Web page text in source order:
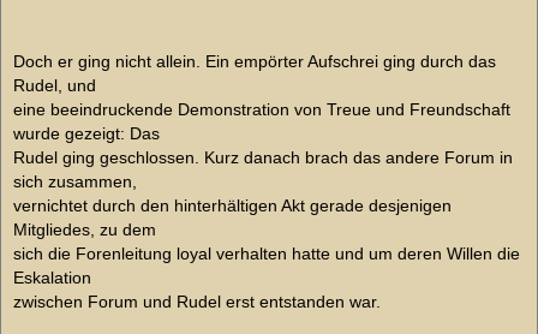
Doch er ging nicht allein. Ein empörter Aufschrei ging durch das
Rudel, und
eine beeindruckende Demonstration von Treue und Freundschaft
wurde gezeigt: Das
Rudel ging geschlossen. Kurz danach brach das andere Forum in
sich zusammen,
vernichtet durch den hinterhältigen Akt gerade desjenigen
Mitgliedes, zu dem
sich die Forenleitung loyal verhalten hatte und um deren Willen die
Eskalation
zwischen Forum und Rudel erst entstanden war.